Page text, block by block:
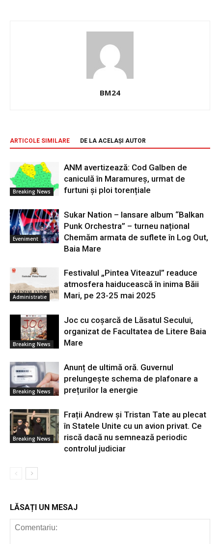
BM24
ARTICOLE SIMILARE DE LA ACELAȘI AUTOR
Breaking News
ANM avertizează: Cod Galben de
caniculă în Maramureș, urmat de
furtuni și ploi torențiale
Eveniment
Sukar Nation – lansare album “Balkan
Punk Orchestra” – turneu național
Chemăm armata de suflete în Log Out,
Baia Mare
Administratie
Festivalul „Pintea Viteazul” readuce
atmosfera haiducească în inima Băii
Mari, pe 23-25 mai 2025
Breaking News
Joc cu coșarcă de Lăsatul Secului,
organizat de Facultatea de Litere Baia
Mare
Breaking News
Anunț de ultimă oră. Guvernul
prelungește schema de plafonare a
prețurilor la energie
Breaking News
Frații Andrew și Tristan Tate au plecat
în Statele Unite cu un avion privat. Ce
riscă dacă nu semnează periodic
controlul judiciar
LĂSAȚI UN MESAJ